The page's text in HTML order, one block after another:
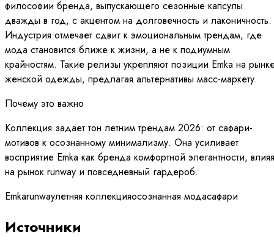
философии бренда, выпускающего сезонные капсулы
дважды в год, с акцентом на долговечность и лаконичность.
Индустрия отмечает сдвиг к эмоциональным трендам, где
мода становится ближе к жизни, а не к подиумным
крайностям. Такие релизы укрепляют позиции Emka на
женской одежды, предлагая альтернативы масс-маркету.
Почему это важно
Коллекция задает тон летним трендам 2026: от сафари-
мотивов к осознанному минимализму. Она усиливает
восприятие Emka как бренда комфортной элегантности, влияя
на рынок runway и повседневный гардероб.
Emkarunwayлетняя коллекцияосознанная модасафари
Источники